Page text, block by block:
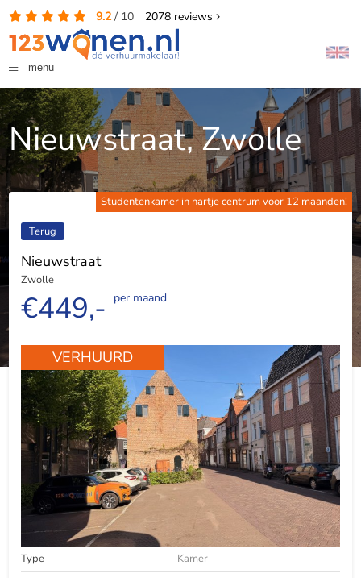
9.2/ 10 2078reviews
menu
Nieuwstraat, Zwolle
Studentenkamer in hartje centrum voor 12 maanden!
Terug
Nieuwstraat
Zwolle
€449,- per maand
VERHUURD
Type
Kamer